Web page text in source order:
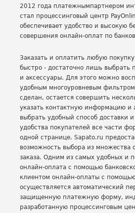
2012 года платежнымпартнером
стал процессинговый центр
обеспечивает удобство и высокую
совершения онлайн-оплат по
Заказать и оплатить любую
быстро - достаточно лишь выбрать
и аксессуары. Для этого можно
удобным многоуровневым
сделан, остается совершить
указать контактную информацию и
выбрать удобный способ доставки
удобства покупателей все части
одной странице. Sapato.ru
возможность выбора из множества
заказа. Одним из самых удобных и
онлайн-оплата с помощью
клиентом онлайн-оплаты с
осуществляется автоматический
защищенную платежную форму,
разработанную процессинговым